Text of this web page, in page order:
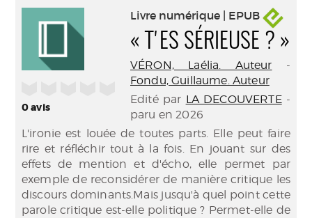
0avis
Livre numérique | EPUB
« T'ES SÉRIEUSE ? »
VÉRON, Laélia. Auteur -
Fondu, Guillaume. Auteur
Edité par LA DECOUVERTE-
paru en 2026
L'ironie est louée de toutes parts. Elle peut faire
rire et réfléchir tout à la fois. En jouant sur des
effets de mention et d'écho, elle permet par
exemple de reconsidérer de manière critique les
discours dominants.Mais jusqu'à quel point cette
parole critique est-elle politique ? Permet-elle de